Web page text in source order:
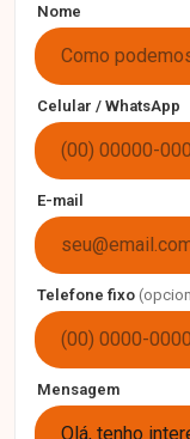
Nome
Celular / WhatsApp
E-mail
Telefone fixo
Mensagem